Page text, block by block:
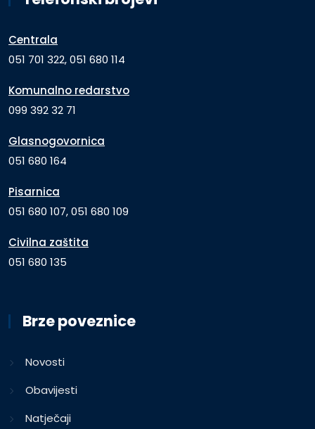
Centrala
051 701 322, 051 680 114
Komunalno redarstvo
099 392 32 71
Glasnogovornica
051 680 164
Pisarnica
051 680 107, 051 680 109
Civilna zaštita
051 680 135
Brze poveznice
Novosti
Obavijesti
Natječaji